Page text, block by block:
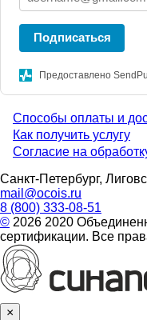
Подписаться
Предоставлено
Menu
footer
Способы оплаты и
Как получить услугу
Согласие на
Санкт-Петербург,
mail@ocois.ru
8 (800) 333-08-51
© 2026 2020
сертификации. Все
×